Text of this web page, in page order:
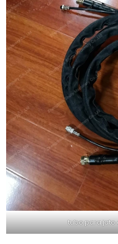
tubo para jato